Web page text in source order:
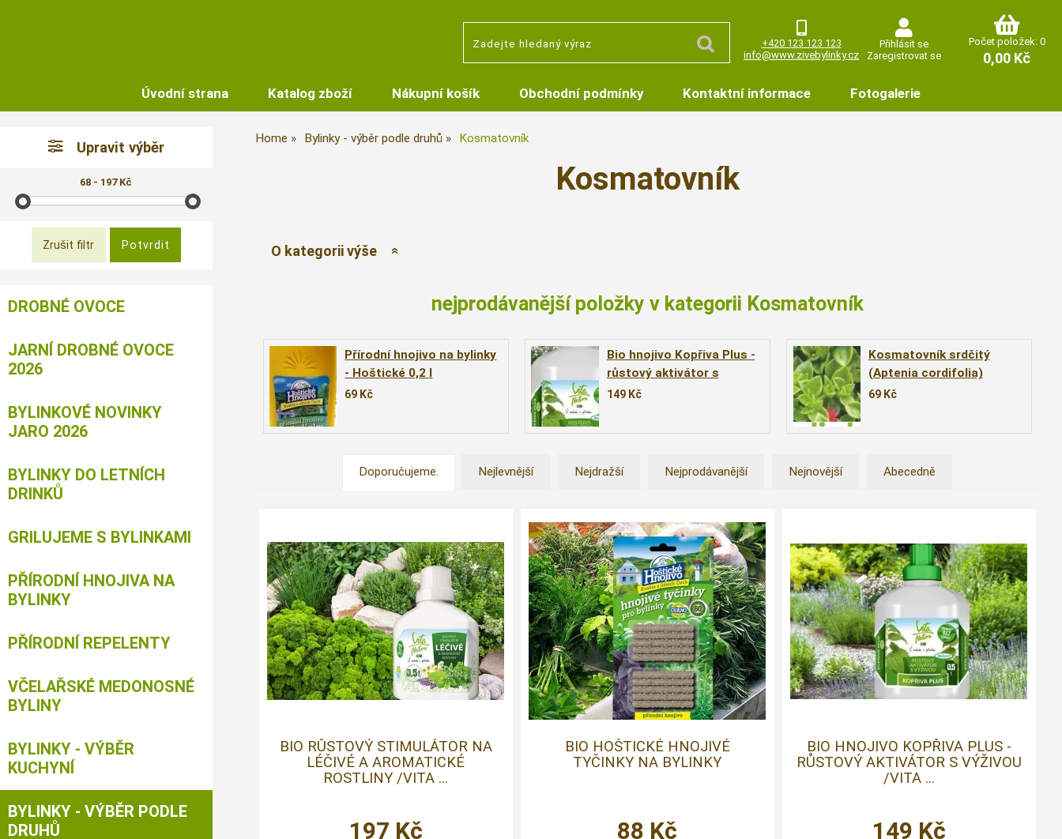
+420 123 123 123
info@www.zivebylinky.cz
Přihlásit se
Zaregistrovat se
Počet položek: 0
0,00 Kč
Úvodní strana Katalog zboží Nákupní košík Obchodní podmínky Kontaktní informace Fotogalerie
Home Bylinky - výběr podle druhů Kosmatovník
Kosmatovník
O kategorii výše
nejprodávanější položky v kategorii Kosmatovník
Přírodní hnojivo na bylinky
- Hoštické 0,2 l
69 Kč
Bio hnojivo Kopřiva Plus -
růstový aktivátor s
výživou /Vita Natura 0,5l
149 Kč
Kosmatovník srdčitý
(Aptenia cordifolia)
69 Kč
Doporučujeme. Nejlevnější Nejdražší Nejprodávanější Nejnovější Abecedně
BIO RŮSTOVÝ STIMULÁTOR NA
LÉČIVÉ A AROMATICKÉ
ROSTLINY /VITA ...
197 Kč
BIO HOŠTICKÉ HNOJIVÉ
TYČINKY NA BYLINKY
88 Kč
BIO HNOJIVO KOPŘIVA PLUS -
RŮSTOVÝ AKTIVÁTOR S VÝŽIVOU
/VITA ...
149 Kč
Upravit výběr
68 - 197 Kč
DROBNÉ OVOCE
JARNÍ DROBNÉ OVOCE
2026
BYLINKOVÉ NOVINKY
JARO 2026
BYLINKY DO LETNÍCH
DRINKŮ
GRILUJEME S BYLINKAMI
PŘÍRODNÍ HNOJIVA NA
BYLINKY
PŘÍRODNÍ REPELENTY
VČELAŘSKÉ MEDONOSNÉ
BYLINY
BYLINKY - VÝBĚR
KUCHYNÍ
BYLINKY - VÝBĚR PODLE
DRUHŮ